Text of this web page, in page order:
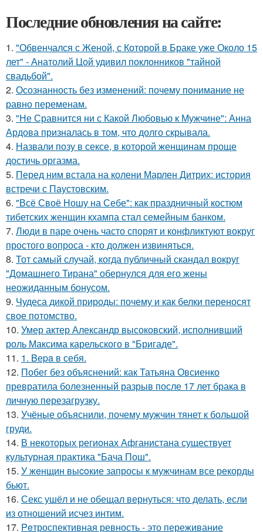
Последние обновления на сайте:
1. "Обвенчался с Женой, с Которой в Браке уже Около 15
лет" - Анатолий Цой удивил поклонников "тайной
свадьбой".
2. Осознанность без изменений: почему понимание не
равно переменам.
3. "Не Сравнится ни с Какой Любовью к Мужчине": Анна
Ардова призналась в том, что долго скрывала.
4. Назвали позу в сексе, в которой женщинам проще
достичь оргазма.
5. Перед ним встала на колени Марлен Дитрих: история
встречи с Паустовским.
6. "Всё Своё Ношу на Себе": как праздничный костюм
тибетских женщин кхампа стал семейным банком.
7. Люди в паре очень часто спорят и конфликтуют вокруг
простого вопроса - кто должен извиняться.
8. Тот самый случай, когда публичный скандал вокруг
"Домашнего Тирана" обернулся для его жены
неожиданным бонусом.
9. Чудеса дикой природы: почему и как белки переносят
свое потомство.
10. Умер актер Александр высоковский, исполнивший
роль Максима карельского в "Бригаде".
11. 1. Bеpa в себя.
12. Побег без объяснений: как Татьяна Овсиенко
превратила болезненный разрыв после 17 лет брака в
личную перезагрузку.
13. Учёные объяснили, почему мужчин тянет к большой
груди.
14. В некоторых регионах Афганистана существует
культурная практика "Бача Пош".
15. У жeнщин выcoкие запросы к мужчинам все рекорды
бьют.
16. Секс ушёл и не обещал вернуться: что делать, если
из отношений исчез интим.
17. Peтроспективная ревность - это переживание